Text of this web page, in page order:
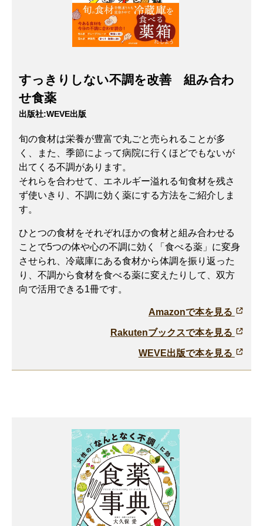
すっきりしない不調を改善 組み合わ
せ食薬
出版社:WEVE出版
旬の食材は栄養が豊富で丸ごと売られることが多
く、また、季節によって病院に行くほどでもないが
出てくる不調があります。
それらを合わせて、エネルギー溢れる旬食材を残さ
ず使いきり、不調に効く薬にする方法をご紹介しま
す。
ひとつの食材をそれぞれほかの食材と組み合わせる
ことで5つの体や心の不調に効く「食べる薬」に変身
させられ、冷蔵庫にある食材から体調を振り返った
り、不調から食材を食べる薬に変えたりして、双方
向で活用できる1冊です。
Amazonで本を見る
Rakutenブックスで本を見る
WEVE出版で本を見る